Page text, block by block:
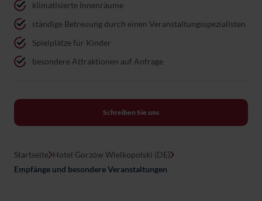
klimatisierte Innenräume
ständige Betreuung durch einen Veranstaltungsspezialisten
Spielplätze für Kinder
besondere Attraktionen auf Anfrage
Schreiben Sie uns
Startseite Hotel Gorzów Wielkopolski (DE)
Empfänge und besondere Veranstaltungen